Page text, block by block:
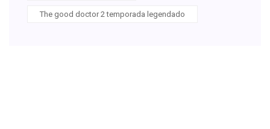
The good doctor 2 temporada legendado